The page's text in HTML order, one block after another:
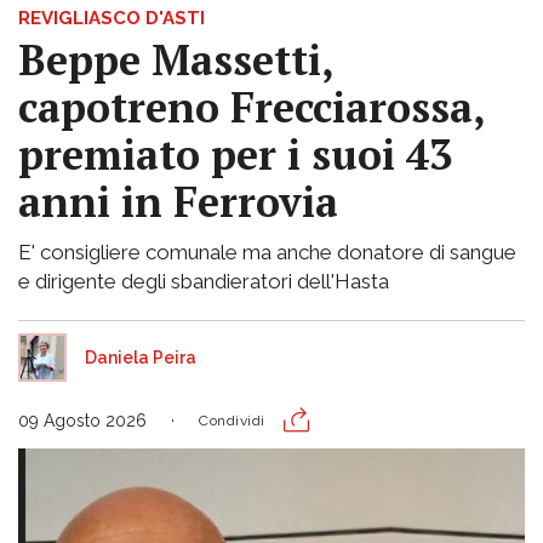
REVIGLIASCO D'ASTI
Beppe Massetti,
capotreno Frecciarossa,
premiato per i suoi 43
anni in Ferrovia
E' consigliere comunale ma anche donatore di sangue
e dirigente degli sbandieratori dell'Hasta
Daniela Peira
09 Agosto 2026 Condividi